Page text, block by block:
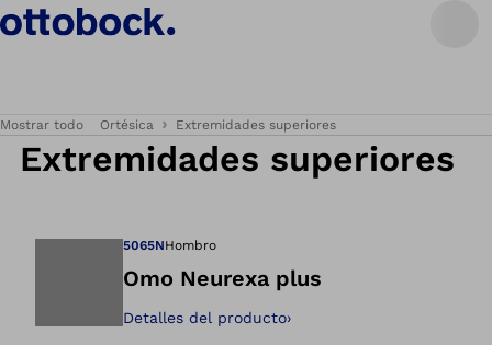
Mostrar todo Ortésica Extremidades superiores
Extremidades superiores
5065NHombro
Omo Neurexa plus
Detalles del producto›